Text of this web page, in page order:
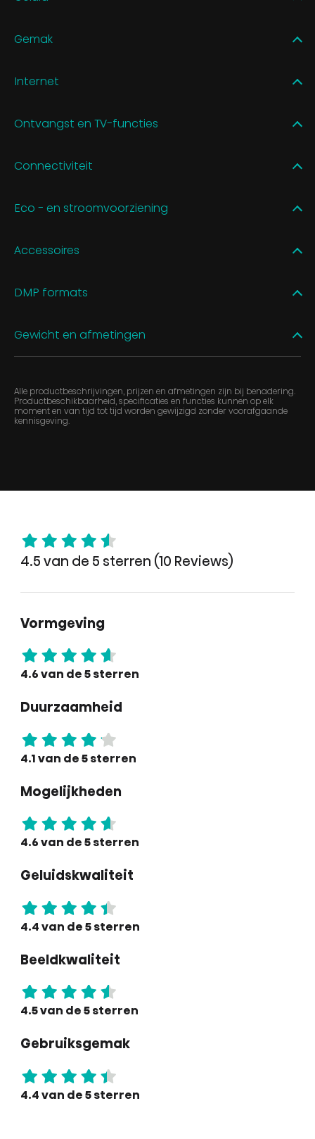
Gemak
Internet
Ontvangst en TV-functies
Connectiviteit
Eco - en stroomvoorziening
Accessoires
DMP formats
Gewicht en afmetingen
Alle productbeschrijvingen, prijzen en afmetingen zijn bij benadering.
Productbeschikbaarheid, specificaties en functies kunnen op elk
moment en van tijd tot tijd worden gewijzigd zonder voorafgaande
kennisgeving.
4.5 van de 5 sterren (10 Reviews)
Vormgeving
4.6 van de 5 sterren
Duurzaamheid
4.1 van de 5 sterren
Mogelijkheden
4.6 van de 5 sterren
Geluidskwaliteit
4.4 van de 5 sterren
Beeldkwaliteit
4.5 van de 5 sterren
Gebruiksgemak
4.4 van de 5 sterren